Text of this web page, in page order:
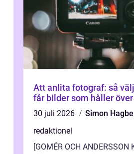
Att anlita fotograf: så
får bilder som håller över
30 juli 2026
Simon
redaktionel
[GOMÉR OCH ANDERSSON